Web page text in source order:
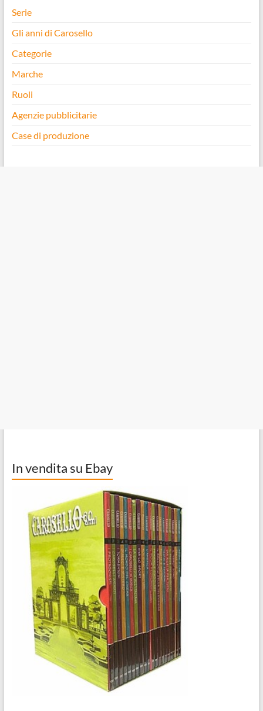
Serie
Gli anni di Carosello
Categorie
Marche
Ruoli
Agenzie pubblicitarie
Case di produzione
In vendita su Ebay